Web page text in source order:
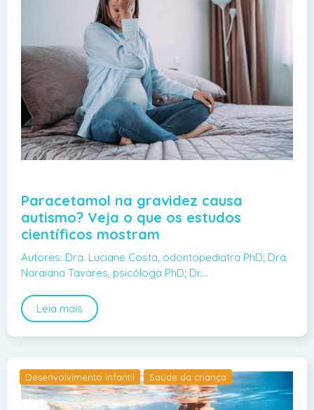
Paracetamol na gravidez causa
autismo? Veja o que os estudos
científicos mostram
Autores: Dra. Luciane Costa, odontopediatra PhD; Dra.
Naraiana Tavares, psicóloga PhD; Dr.…
Leia mais
Desenvolvimento infantil Saúde da criança